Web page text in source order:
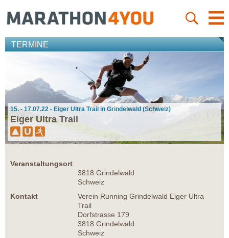
TERMINE
15. - 17.07.22 - Eiger Ultra Trail in Grindelwald (Schweiz)
Eiger Ultra Trail
Veranstaltungsort
3818 Grindelwald
Schweiz
Kontakt
Verein Running Grindelwald Eiger Ultra
Trail
Dorfstrasse 179
3818 Grindelwald
Schweiz